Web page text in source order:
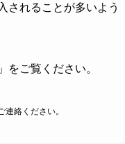
されることが多いよう
」をご覧ください。
連絡ください。